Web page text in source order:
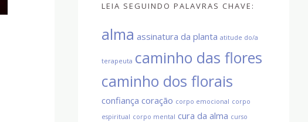
LEIA SEGUINDO PALAVRAS CHAVE:
alma assinatura da planta atitude do/a
terapeuta caminho das flores
caminho dos florais
confiança coração corpo emocional corpo
espiritual corpo mental cura da alma curso